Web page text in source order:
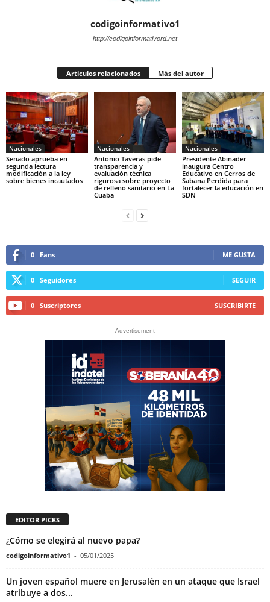
codigoinformativo1
http://codigoinformativord.net
Artículos relacionados Más del autor
Nacionales
Senado aprueba en
segunda lectura
modificación a la ley
sobre bienes incautados
Nacionales
Antonio Taveras pide
transparencia y
evaluación técnica
rigurosa sobre proyecto
de relleno sanitario en La
Cuaba
Nacionales
Presidente Abinader
inaugura Centro
Educativo en Cerros de
Sabana Perdida para
fortalecer la educación en
SDN
0 Fans ME GUSTA
0 Seguidores SEGUIR
0 Suscriptores SUSCRIBIRTE
- Advertisement -
EDITOR PICKS
¿Cómo se elegirá al nuevo papa?
codigoinformativo1 - 05/01/2025
Un joven español muere en Jerusalén en un ataque que Israel
atribuye a dos...